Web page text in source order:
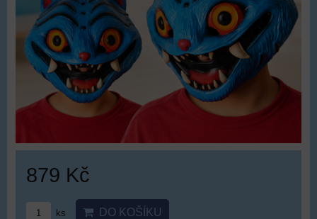
879 Kč
ks DO KOŠÍKU